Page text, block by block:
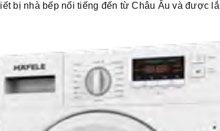
bị nhà bếp nổi tiếng đến từ Châu Âu và được